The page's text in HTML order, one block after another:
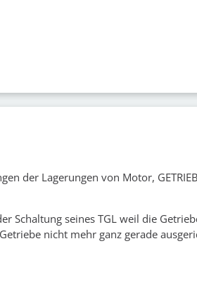
der Lagerungen von Motor,
Schaltung seines TGL weil die
nicht mehr ganz gerade